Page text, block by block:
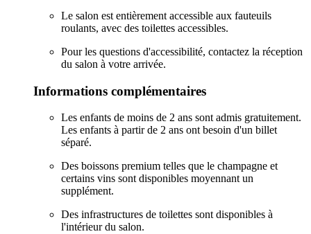
Le salon est entièrement accessible aux fauteuils
roulants, avec des toilettes accessibles.
Pour les questions d'accessibilité, contactez la réception
du salon à votre arrivée.
Informations complémentaires
Les enfants de moins de 2 ans sont admis gratuitement.
Les enfants à partir de 2 ans ont besoin d'un billet
séparé.
Des boissons premium telles que le champagne et
certains vins sont disponibles moyennant un
supplément.
Des infrastructures de toilettes sont disponibles à
l'intérieur du salon.